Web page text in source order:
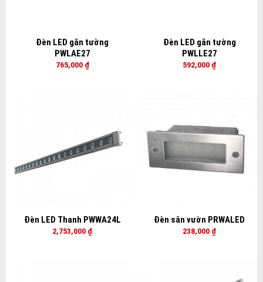
Đèn LED gắn tường
PWLAE27
765,000 ₫
Đèn LED gắn tường
PWLLE27
592,000 ₫
Đèn LED Thanh PWWA24L
2,753,000 ₫
Đèn sân vườn PRWALED
238,000 ₫